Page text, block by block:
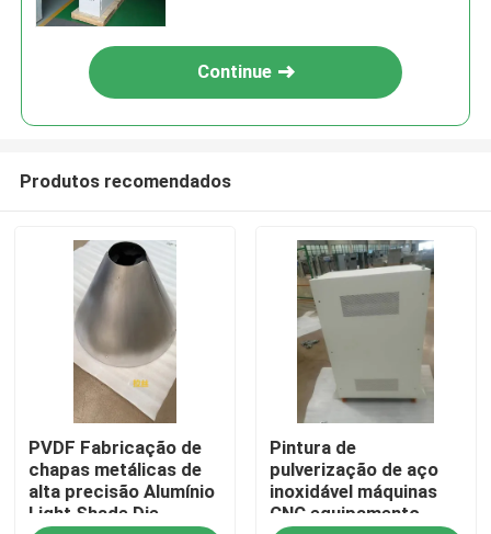
Produtos
Quem Somos
Continue
Produtos recomendados
PVDF Fabricação de
chapas metálicas de
alta precisão Alumínio
Light Shade Die
Pintura de
pulverização de aço
inoxidável máquinas
CNC equipamento